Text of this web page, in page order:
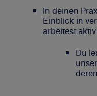
In deinen
Einblick in
arbeitest
Du